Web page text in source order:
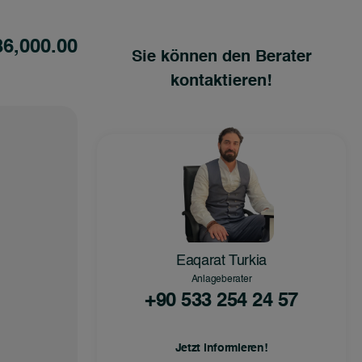
Sie können den Berater
kontaktieren!
Eaqarat Turkia
Anlageberater
+90 533 254 24 57
Jetzt informieren!